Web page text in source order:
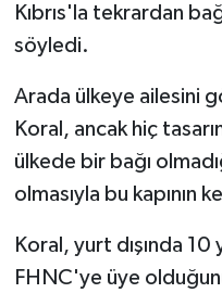
Kıbrıs'la tekrardan
söyledi.
Arada ülkeye ailesini
Koral, ancak hiç
ülkede bir bağı
olmasıyla bu kapının
Koral, yurt dışında 10
FHNC'ye üye